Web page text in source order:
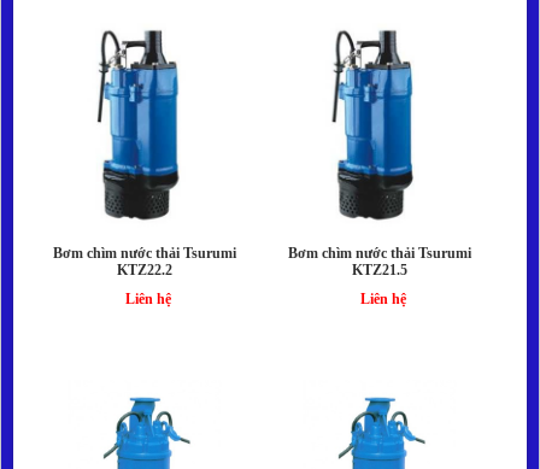
Bơm chìm nước thải Tsurumi
KTZ22.2
Liên hệ
Bơm chìm nước thải Tsurumi
KTZ21.5
Liên hệ